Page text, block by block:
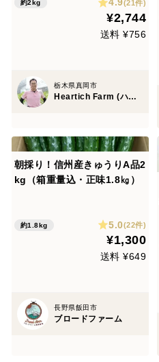
約2kg (21件)
¥2,744
送料 ¥756
栃木県真岡市
Heartich Farm (ハーティッチファーム)
朝採り！信州産きゅうりA品2
kg（箱重量込・正味1.8㎏）
約1.8kg 5.0(22件)
¥1,300
送料 ¥649
長野県飯田市
ブロードファーム